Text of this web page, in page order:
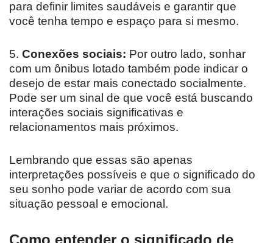
para definir limites saudáveis e garantir que
você tenha tempo e espaço para si mesmo.
5. Conexões sociais: Por outro lado, sonhar
com um ônibus lotado também pode indicar o
desejo de estar mais conectado socialmente.
Pode ser um sinal de que você está buscando
interações sociais significativas e
relacionamentos mais próximos.
Lembrando que essas são apenas
interpretações possíveis e que o significado do
seu sonho pode variar de acordo com sua
situação pessoal e emocional.